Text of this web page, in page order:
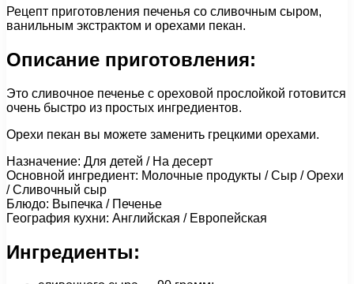
Рецепт приготовления печенья со сливочным сыром,
ванильным экстрактом и орехами пекан.
Описание приготовления:
Это сливочное печенье с ореховой прослойкой готовится
очень быстро из простых ингредиентов.
Орехи пекан вы можете заменить грецкими орехами.
Назначение: Для детей / На десерт
Основной ингредиент: Молочные продукты / Сыр / Орехи
/ Сливочный сыр
Блюдо: Выпечка / Печенье
География кухни: Английская / Европейская
Ингредиенты: